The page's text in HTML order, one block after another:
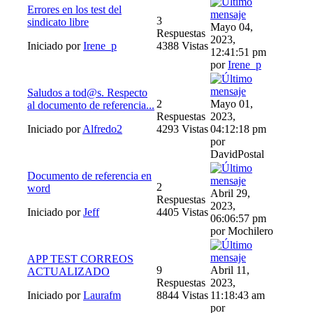
Errores en los test del
sindicato libre
Iniciado porIrene_p
3
Respuestas
4388 Vistas
Mayo 04,
2023,
12:41:51 pm
porIrene_p
Saludos a tod@s. Respecto
al documento de referencia...
Iniciado porAlfredo2
2
Respuestas
4293 Vistas
Mayo 01,
2023,
04:12:18 pm
por
DavidPostal
Documento de referencia en
word
Iniciado porJeff
2
Respuestas
4405 Vistas
Abril 29,
2023,
06:06:57 pm
por Mochilero
APP TEST CORREOS
ACTUALIZADO
Iniciado porLaurafm
9
Respuestas
8844 Vistas
Abril 11,
2023,
11:18:43 am
por